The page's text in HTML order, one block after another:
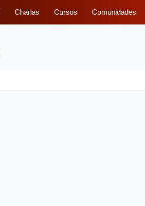
Charlas Cursos Comunidades